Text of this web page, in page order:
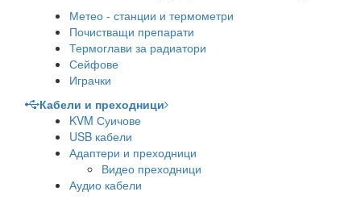
Метео - станции и термометри
Почистващи препарати
Термоглави за радиатори
Сейфове
Играчки
Кабели и преходници
KVM Суичове
USB кабели
Адаптери и преходници
Видео преходници
Аудио кабели